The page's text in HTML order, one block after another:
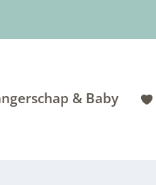
& Baby